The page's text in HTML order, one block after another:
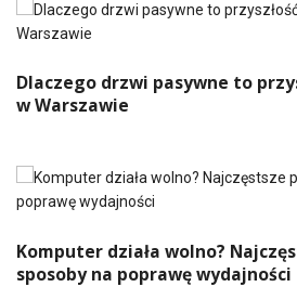
Dlaczego drzwi pasywne to
w Warszawie
Komputer działa wolno?
sposoby na poprawę wydajności